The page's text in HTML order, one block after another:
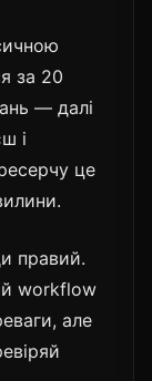
за 20
— далі
і
це
правий.
workflow
але